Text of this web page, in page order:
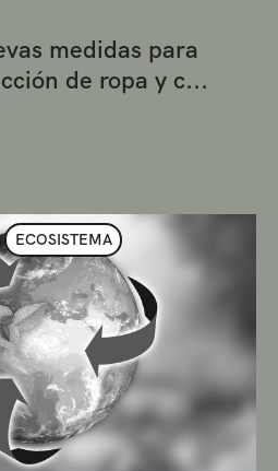
medidas para
de ropa y c...
ECOSISTEMA